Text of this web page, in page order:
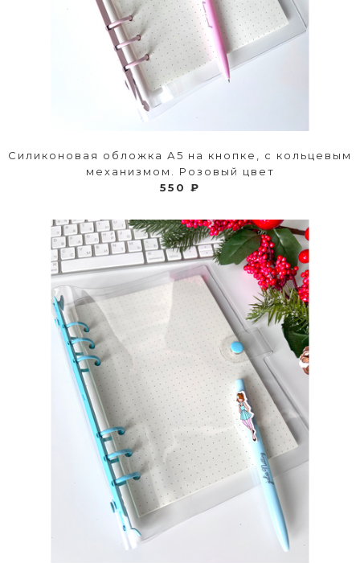
Силиконовая обложка А5 на кнопке, с кольцевым
механизмом. Розовый цвет
550 ₽